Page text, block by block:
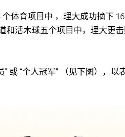
体育项目中 ，理大成功摘下
和活木球五个项目中，理大更
或 “个人冠军” （见下图），以